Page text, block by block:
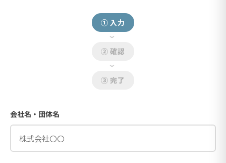
① 入力
›
② 確認
›
③ 完了
会社名・団体名